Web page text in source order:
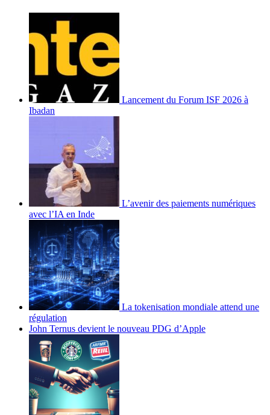
Lancement du Forum ISF 2026 à
Ibadan
L’avenir des paiements numériques
avec l’IA en Inde
La tokenisation mondiale attend une
régulation
John Ternus devient le nouveau PDG d’Apple